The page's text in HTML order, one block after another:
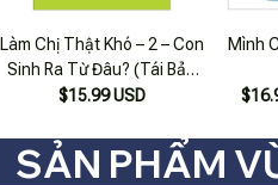
Làm Chị Thật Khó – 2 – Con
Sinh Ra Từ Đâu? (Tái Bản
2019)
$15.99 USD
Mình
SẢN PHẨM